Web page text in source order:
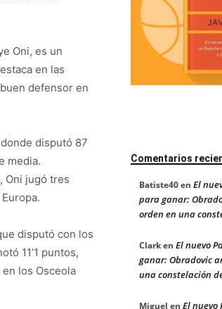
Oni, es un
en las
defensor en
disputó 87
media.
Oni jugó tres
disputó con los
11’1 puntos,
los Osceola
Comentarios
Batiste40en El
para ganar:
orden en una
Clarken El nuevo
ganar: Obradovic
una constelación
Miguel en El nuevo